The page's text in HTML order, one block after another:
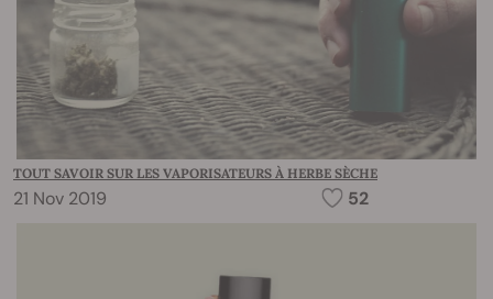
TOUT SAVOIR SUR LES VAPORISATEURS À HERBE SÈCHE
21 Nov 2019 52